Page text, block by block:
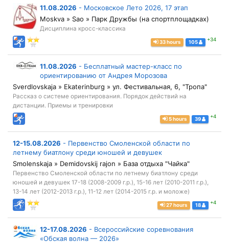
11.08.2026 - Московское Лето 2026, 17 этап
Moskva » Sao » Парк Дружбы (на спортплощадках)
Дисциплина кросс-классика
33 hours 105 +34
11.08.2026 - Бесплатный мастер-класс по
ориентированию от Андрея Морозова
Sverdlovskaja » Ekaterinburg » ул. Фестивальная, 6, "Тропа"
Рассказ о системе ориентирования. Порядок действий на
дистанции. Приемы и тренировки
5 hours 39 +4
12-15.08.2026 - Первенство Смоленской области по
летнему биатлону среди юношей и девушек
Smolenskaja » Demidovskij rajon » База отдыха "Чайка"
Первенство Смоленской области по летнему биатлону среди
юношей и девушек 17-18 (2008-2009 г.р.), 15-16 лет (2010-2011 г.р.),
13-14 лет (2012-2013 г.р.), 11-12 лет (2014-2015 г.р. и моложе)
27 hours 18 +4
12-17.08.2026 - Всероссийские соревнования
«Обская волна — 2026»